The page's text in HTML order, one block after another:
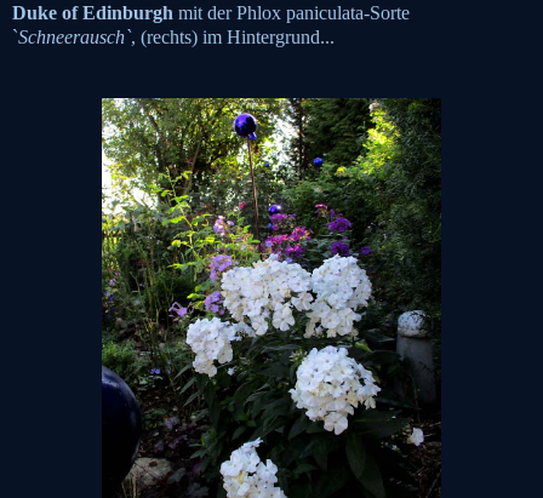
Duke of Edinburgh mit der Phlox paniculata-Sorte
`Schneerausch`, (rechts) im Hintergrund...